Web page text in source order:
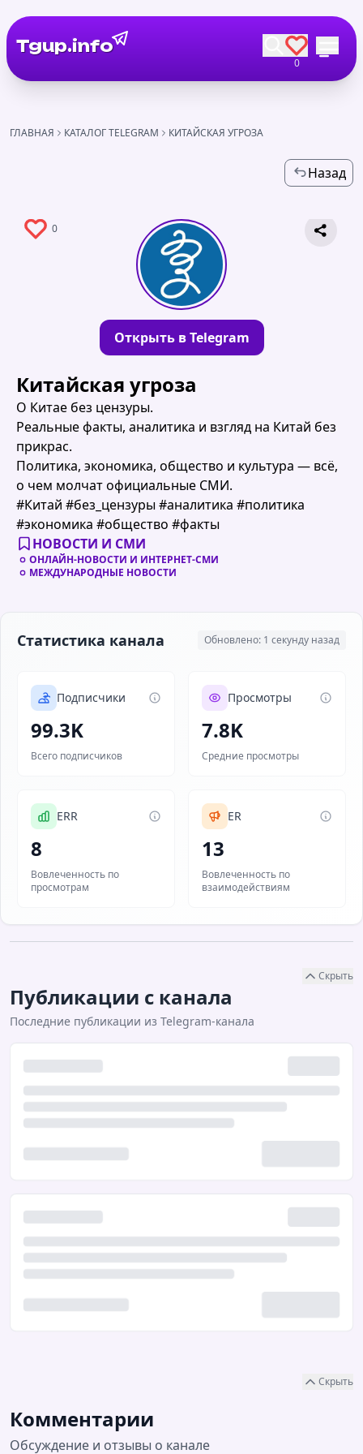
Tgup.info
0
ГЛАВНАЯ КАТАЛОГ TELEGRAM КИТАЙСКАЯ УГРОЗА
Назад
0
Открыть в Telegram
Китайская угроза
О Китае без цензуры.
Реальные факты, аналитика и взгляд на Китай без
прикрас.
Политика, экономика, общество и культура — всё,
о чем молчат официальные СМИ.
#Китай #без_цензуры #аналитика #политика
#экономика #общество #факты
НОВОСТИ И СМИ
ОНЛАЙН-НОВОСТИ И ИНТЕРНЕТ-СМИ
МЕЖДУНАРОДНЫЕ НОВОСТИ
Статистика канала Обновлено: 1 секунду назад
Подписчики
99.3K
Всего подписчиков
Просмотры
7.8K
Средние просмотры
ERR
8
Вовлеченность по
просмотрам
ER
13
Вовлеченность по
взаимодействиям
Скрыть
Комментарии
Обсуждение и отзывы о канале
Скрыть
Публикации с канала
Последние публикации из Telegram-канала